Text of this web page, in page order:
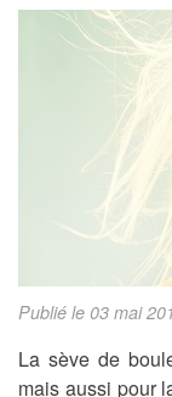
Publié le 03 mai
La sève de
mais aussi pour